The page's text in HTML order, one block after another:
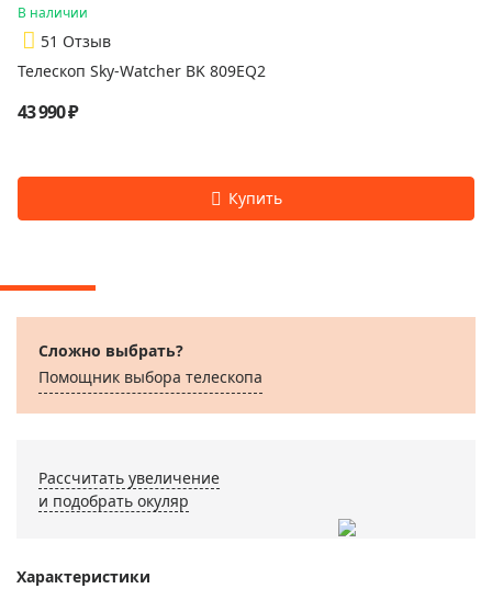
В наличии
51 Отзыв
Телескоп Sky-Watcher BK 809EQ2
43 990 ₽
Сложно выбрать?
Помощник выбора телескопа
Рассчитать увеличение
и подобрать окуляр
Характеристики